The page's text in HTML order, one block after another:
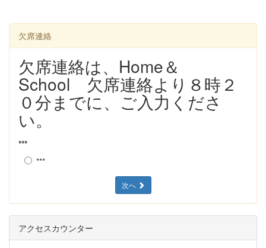
欠席連絡
欠席連絡は、Home＆
School 欠席連絡より８時２
０分までに、ご入力くださ
い。
***
***
次へ
アクセスカウンター